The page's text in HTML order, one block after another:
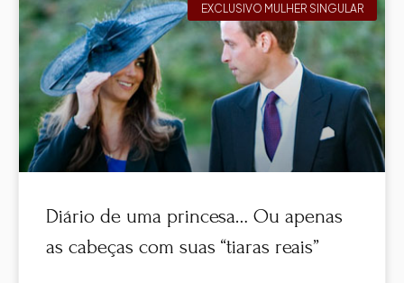
EXCLUSIVO MULHER SINGULAR
Diário de uma princesa… Ou apenas
as cabeças com suas “tiaras reais”